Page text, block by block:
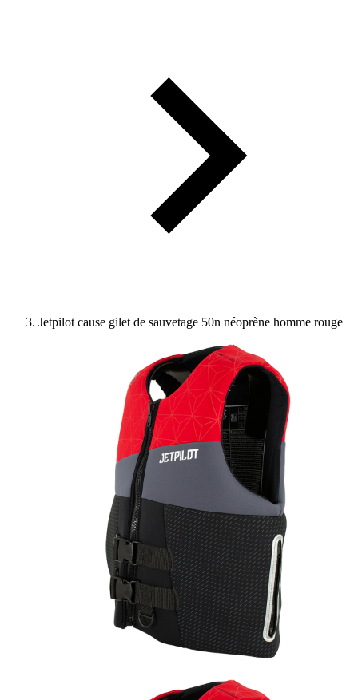
Jetpilot cause gilet de sauvetage 50n néoprène homme rouge